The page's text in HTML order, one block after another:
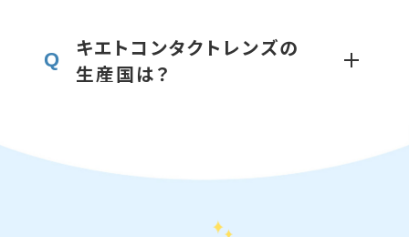
「キエトワンデー」と「キエトワンデーリッチ」
の主な違いは、レンズの素材と、それによっ
キエトワンデー
ビューにもおすすめです。
Q
キエトコンタクトレンズの
生産国は？
・キエトワンデーリッチ